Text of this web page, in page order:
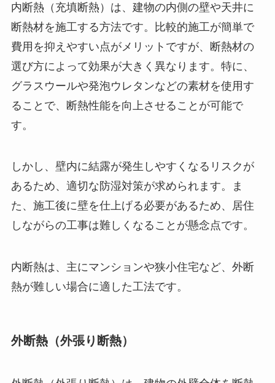
内断熱（充填断熱）は、建物の内側の壁や天井に
断熱材を施工する方法です。比較的施工が簡単で
費用を抑えやすい点がメリットですが、断熱材の
選び方によって効果が大きく異なります。特に、
グラスウールや発泡ウレタンなどの素材を使用す
ることで、断熱性能を向上させることが可能で
す。
しかし、壁内に結露が発生しやすくなるリスクが
あるため、適切な防湿対策が求められます。ま
た、施工後に壁を仕上げる必要があるため、居住
しながらの工事は難しくなることが懸念点です。
内断熱は、主にマンションや狭小住宅など、外断
熱が難しい場合に適した工法です。
外断熱（外張り断熱）